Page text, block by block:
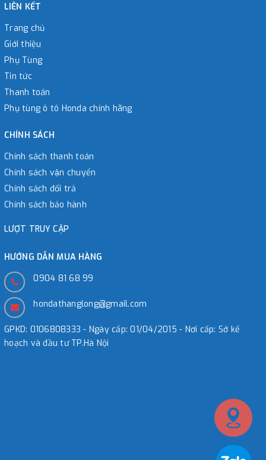
LIÊN KẾT
Trang chủ
Giới thiệu
Phụ Tùng
Tin tức
Thanh toán
Phụ tùng ô tô Honda chính hãng
CHÍNH SÁCH
Chính sách thanh toán
Chính sách vận chuyển
Chính sách đổi trả
Chính sách bảo hành
LƯỢT TRUY CẬP
HƯỚNG DẪN MUA HÀNG
0904 81 68 99
hondathanglong@gmail.com
GPKD: 0106808333 - Ngày cấp: 01/04/2015 - Nơi cấp: Sở kế
hoạch và đầu tư TP.Hà Nội